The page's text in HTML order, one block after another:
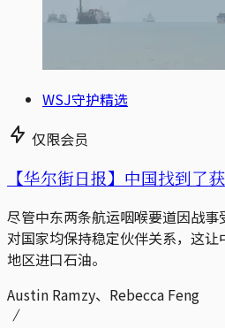
WSJ守护精选
仅限会员
【华尔街日报】中国找到了
尽管中东两条航运咽喉要道因战
对国家均保持稳定伙伴关系，这
地区进口石油。
Austin Ramzy、Rebecca Feng